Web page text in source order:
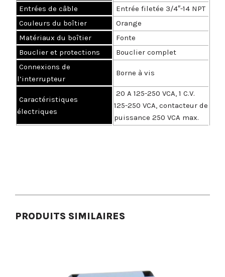
Entrées de câble
Entrée filetée 3/4″-14 NPT
Couleurs du boîtier
Orange
Matériaux du boîtier
Fonte
Bouclier et protections
Bouclier complet
Connexions de
l’interrupteur
Borne à vis
Caractéristiques
électriques
20 A 125-250 VCA, 1 C.V.
125-250 VCA, contacteur de
puissance 250 VCA max.
PRODUITS SIMILAIRES